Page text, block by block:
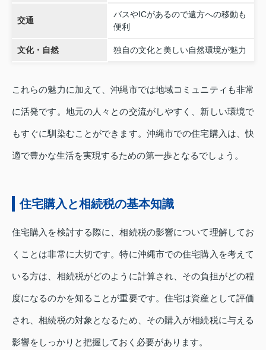
交通
バスやICがあるので遠方への移動も
便利
文化・自然 独自の文化と美しい自然環境が魅力
これらの魅力に加えて、沖縄市では地域コミュニティも非常
に活発です。地元の人々との交流がしやすく、新しい環境で
もすぐに馴染むことができます。沖縄市での住宅購入は、快
適で豊かな生活を実現するための第一歩となるでしょう。
住宅購入と相続税の基本知識
住宅購入を検討する際に、相続税の影響について理解してお
くことは非常に大切です。特に沖縄市での住宅購入を考えて
いる方は、相続税がどのように計算され、その負担がどの程
度になるのかを知ることが重要です。住宅は資産として評価
され、相続税の対象となるため、その購入が相続税に与える
影響をしっかりと把握しておく必要があります。